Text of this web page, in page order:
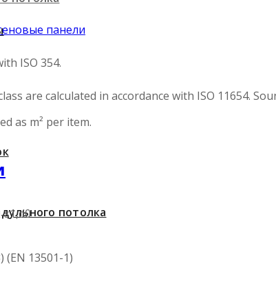
потолка
ISO 354.
are calculated in accordance with ISO 11654.
as m² per item.
13501-1)